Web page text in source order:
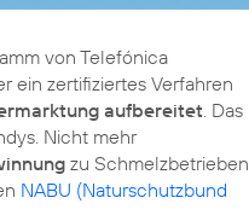
von Telefónica
ein zertifiziertes Verfahren
aufbereitet . Das
Nicht mehr
zu Schmelzbetrieben
NABU (Naturschutzbund